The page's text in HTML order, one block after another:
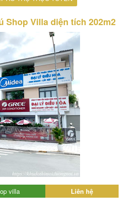
Shop Villa diện tích 202m2
villa
Liên hệ